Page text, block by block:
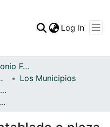
Statistics
Log In
Archivo del Patrimonio Fotográfico y Fílmico del Valle del Cauca
Valle del Cauca
Los Municipios
APFFVC - Edificios - Patrimonial
Novillada en el entablado o plaza de toros El triunfo